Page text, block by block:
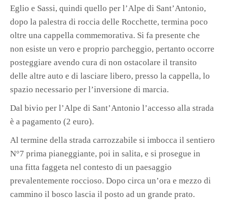
Eglio e Sassi, quindi quello per l’Alpe di Sant’Antonio,
dopo la palestra di roccia delle Rocchette, termina poco
oltre una cappella commemorativa. Si fa presente che
non esiste un vero e proprio parcheggio, pertanto occorre
posteggiare avendo cura di non ostacolare il transito
delle altre auto e di lasciare libero, presso la cappella, lo
spazio necessario per l’inversione di marcia.
Dal bivio per l’Alpe di Sant’Antonio l’accesso alla strada
è a pagamento (2 euro).
Al termine della strada carrozzabile si imbocca il sentiero
N°7 prima pianeggiante, poi in salita, e si prosegue in
una fitta faggeta nel contesto di un paesaggio
prevalentemente roccioso. Dopo circa un’ora e mezzo di
cammino il bosco lascia il posto ad un grande prato.